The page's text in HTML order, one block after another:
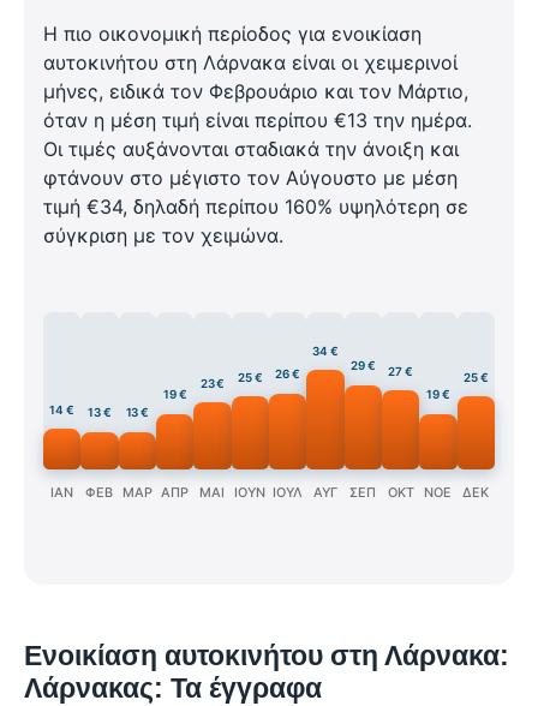
Η πιο οικονομική περίοδος για ενοικίαση
αυτοκινήτου στη Λάρνακα είναι οι χειμερινοί
μήνες, ειδικά τον Φεβρουάριο και τον Μάρτιο,
όταν η μέση τιμή είναι περίπου €13 την ημέρα.
Οι τιμές αυξάνονται σταδιακά την άνοιξη και
φτάνουν στο μέγιστο τον Αύγουστο με μέση
τιμή €34, δηλαδή περίπου 160% υψηλότερη σε
σύγκριση με τον χειμώνα.
14 €
ΙΑΝ
13 €
ΦΕΒ
13 €
ΜΑΡ
19 €
ΑΠΡ
23 €
ΜΑΙ
25 €
ΙΟΥΝ
26 €
ΙΟΥΛ
34 €
ΑΥΓ
29 €
ΣΕΠ
27 €
ΟΚΤ
19 €
ΝΟΕ
25 €
ΔΕΚ
Ενοικίαση αυτοκινήτου στη Λάρνακα:
Λάρνακας: Τα έγγραφα